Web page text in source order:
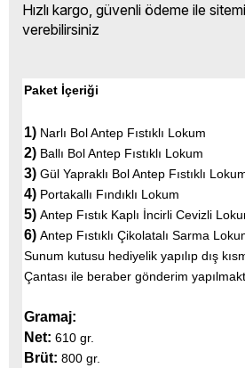
Hızlı kargo, güvenli ödeme ile
verebilirsiniz
Paket İçeriği
1) Narlı Bol Antep Fıstıklı Lokum
2) Ballı Bol Antep Fıstıklı Lokum
3) Gül Yapraklı Bol Antep Fıstıklı
4) Portakallı Fındıklı Lokum
5) Antep Fıstık Kaplı İncirli Cevizli
6) Antep Fıstıklı Çikolatalı Sarma
Sunum kutusu hediyelik yapılıp dış
Çantası ile beraber gönderim
Gramaj:
Net: 610 gr.
Brüt: 800 gr.